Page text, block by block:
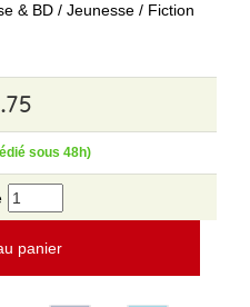
& BD / Jeunesse / Fiction
sous 48h)
panier